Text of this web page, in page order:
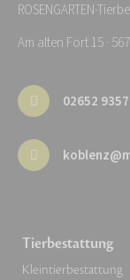
ROSENGARTEN-
Am alten Fort 15 ·
02652
Tierbestattung
Kleintierbestattung